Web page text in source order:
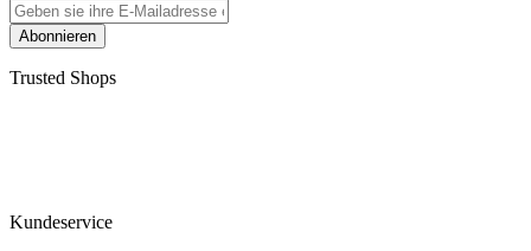
Abonnieren
Trusted Shops
Kundeservice